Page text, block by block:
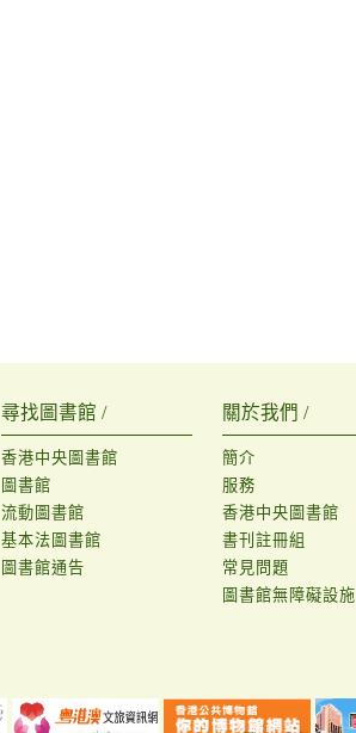
尋找圖書館 /
香港中央圖書館
圖書館
流動圖書館
基本法圖書館
圖書館通告
關於我們 /
簡介
服務
香港中央圖書館
書刊註冊組
常見問題
圖書館無障礙設施